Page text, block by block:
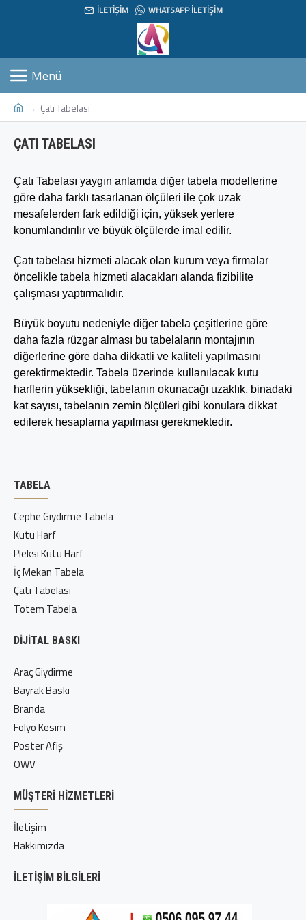
İLETIŞIM WHATSAPP İLETIŞIM
Çatı Tabelası
ÇATI TABELASI
Çatı Tabelası yaygın anlamda diğer tabela modellerine
göre daha farklı tasarlanan ölçüleri ile çok uzak
mesafelerden fark edildiği için, yüksek yerlere
konumlandırılır ve büyük ölçülerde imal edilir.
Çatı tabelası hizmeti alacak olan kurum veya firmalar
öncelikle tabela hizmeti alacakları alanda fizibilite
çalışması yaptırmalıdır.
Büyük boyutu nedeniyle diğer tabela çeşitlerine göre
daha fazla rüzgar alması bu tabelaların montajının
diğerlerine göre daha dikkatli ve kaliteli yapılmasını
gerektirmektedir. Tabela üzerinde kullanılacak kutu
harflerin yüksekliği, tabelanın okunacağı uzaklık, binadaki
kat sayısı, tabelanın zemin ölçüleri gibi konulara dikkat
edilerek hesaplama yapılması gerekmektedir.
TABELA
Cephe Giydirme Tabela
Kutu Harf
Pleksi Kutu Harf
İç Mekan Tabela
Çatı Tabelası
Totem Tabela
DIJITAL BASKI
Araç Giydirme
Bayrak Baskı
Branda
Folyo Kesim
Poster Afiş
OWV
MÜŞTERI HIZMETLERI
İletişim
Hakkımızda
İLETIŞIM BILGILERI